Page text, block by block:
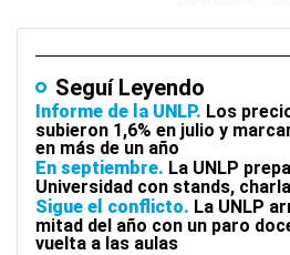
Seguí Leyendo
Informe de la UNLP Los
subieron 1,6% en julio y
en más de un año
En septiembre La UNLP
Universidad con stands,
Sigue el conflicto La UNLP
mitad del año con un paro
vuelta a las aulas